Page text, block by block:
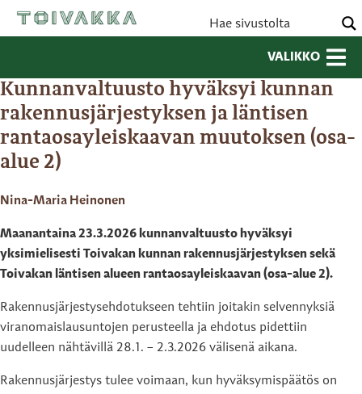
VALIKKO
Kunnanvaltuusto hyväksyi kunnan
rakennusjärjestyksen ja läntisen
rantaosayleiskaavan muutoksen (osa-
alue 2)
Nina-Maria Heinonen
Maanantaina 23.3.2026 kunnanvaltuusto hyväksyi
yksimielisesti Toivakan kunnan rakennusjärjestyksen sekä
Toivakan läntisen alueen rantaosayleiskaavan (osa-alue 2).
Rakennusjärjestysehdotukseen tehtiin joitakin selvennyksiä
viranomaislausuntojen perusteella ja ehdotus pidettiin
uudelleen nähtävillä 28.1. – 2.3.2026 välisenä aikana.
Rakennusjärjestys tulee voimaan, kun hyväksymispäätös on